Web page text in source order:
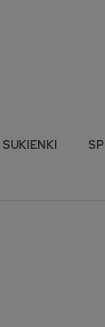
SUKIENKI